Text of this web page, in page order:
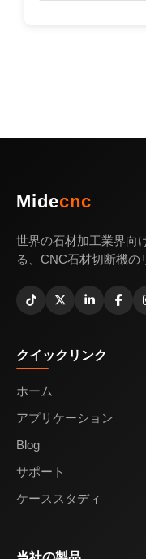
Midecnc
世界の石材加工業界向
る、CNC石材切断機の
クイックリンク
ホーム
アプリケーション
Blog
サポート
ケーススタディ